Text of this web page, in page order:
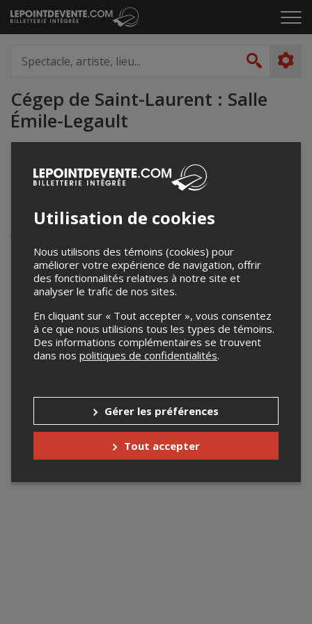
Passer
au
le
artiste,
lieu...
Cégep de Saint-Laurent : Salle
Émile-Legault
www.cegepsl.qc.ca/
Événements à venir
Votre recherche n'a retourné aucun résultat.
Utilisation de cookies
Nous utilisons des témoins (cookies) pour
améliorer votre expérience de navigation, offrir
des fonctionnalités relatives à notre site et
analyser le trafic de nos sites.
En cliquant sur « Tout accepter », vous consentez
à ce que nous utilisions tous les types de témoins.
Des informations complémentaires se trouvent
dans nos politiques de confidentialités.
Gérer les préférences
Tout accepter